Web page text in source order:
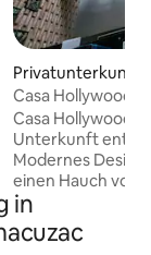
Bewertung:
Privatunterkunft
pec
Casa Hollywood
Casa Hollywood
Unterkunft
Modernes
einen Hauch von
Eleganz, die an
denken, die
suchen, aber
in